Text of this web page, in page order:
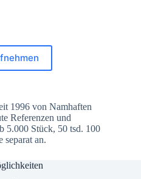
1996 von Namhaften
Referenzen und
5.000 Stück, 50 tsd. 100
separat an.